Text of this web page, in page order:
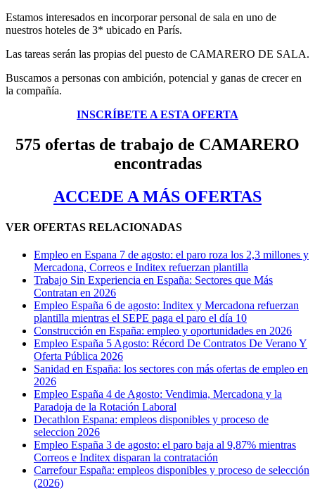
Estamos interesados en incorporar personal de sala en uno de
nuestros hoteles de 3* ubicado en París.
Las tareas serán las propias del puesto de CAMARERO DE SALA.
Buscamos a personas con ambición, potencial y ganas de crecer en
la compañía.
INSCRÍBETE A ESTA OFERTA
575 ofertas de trabajo de CAMARERO
encontradas
ACCEDE A MÁS OFERTAS
VER OFERTAS RELACIONADAS
Empleo en Espana 7 de agosto: el paro roza los 2,3 millones y
Mercadona, Correos e Inditex refuerzan plantilla
Trabajo Sin Experiencia en España: Sectores que Más
Contratan en 2026
Empleo España 6 de agosto: Inditex y Mercadona refuerzan
plantilla mientras el SEPE paga el paro el día 10
Construcción en España: empleo y oportunidades en 2026
Empleo España 5 Agosto: Récord De Contratos De Verano Y
Oferta Pública 2026
Sanidad en España: los sectores con más ofertas de empleo en
2026
Empleo España 4 de Agosto: Vendimia, Mercadona y la
Paradoja de la Rotación Laboral
Decathlon Espana: empleos disponibles y proceso de
seleccion 2026
Empleo España 3 de agosto: el paro baja al 9,87% mientras
Correos e Inditex disparan la contratación
Carrefour España: empleos disponibles y proceso de selección
(2026)